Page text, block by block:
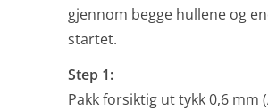
gjennom begge hullene og
startet.
Step 1:
Pakk forsiktig ut tykk 0,6 mm